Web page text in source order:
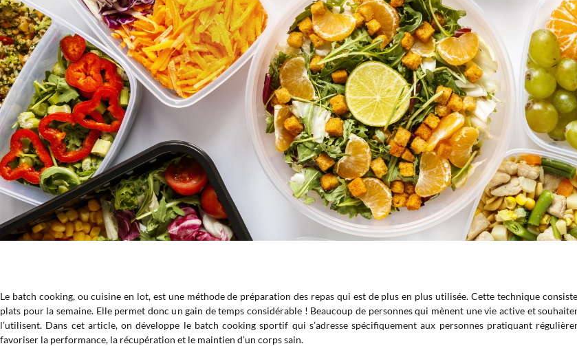
Le batch cooking, ou cuisine en lot, est une méthode de préparation des repas qui est de plus en plus utilisée. Cette technique
plats pour la semaine. Elle permet donc un gain de temps considérable ! Beaucoup de personnes qui mènent une vie active et
l’utilisent. Dans cet article, on développe le batch cooking sportif qui s’adresse spécifiquement aux personnes pratiquant
favoriser la performance, la récupération et le maintien d’un corps sain.